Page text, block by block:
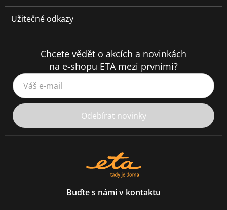
Užitečné odkazy
Chcete vědět o akcích a novinkách
na e-shopu ETA mezi prvními?
Váš e-mail
Odebírat novinky
Buďte s námi v kontaktu